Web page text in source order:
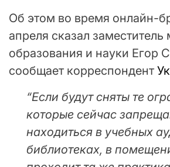
Об этом во время онлайн-
апреля сказал заместитель
образования и науки Егор
сообщает корреспондент
“Если будут сняты те
которые сейчас
находиться в учебных
библиотеках, в